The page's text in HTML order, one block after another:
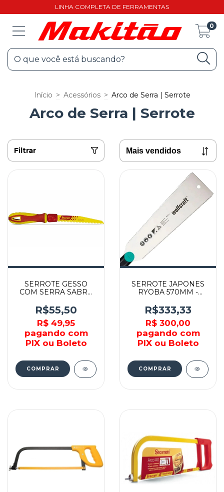
LINHA COMPLETA DE FERRAMENTAS
0
Início > Acessórios > Arco de Serra | Serrote
Arco de Serra | Serrote
Filtrar
SERROTE GESSO
COM SERRA SABRE
R$55,50
R$ 49,95
pagando com
PIX ou Boleto
SERROTE JAPONES
RYOBA 570MM -
R$333,33
R$ 300,00
pagando com
PIX ou Boleto
COMPRAR